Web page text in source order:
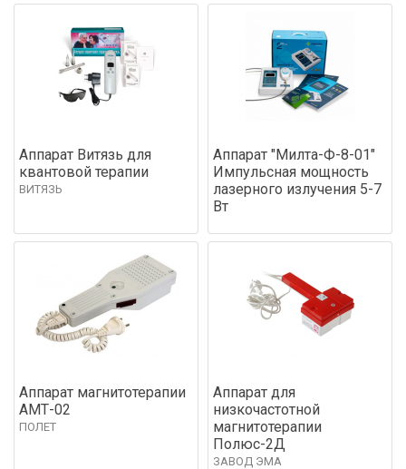
Аппарат Витязь для
квантовой терапии
ВИТЯЗЬ
Аппарат "Милта-Ф-8-01"
Импульсная мощность
лазерного излучения 5-7
Вт
Аппарат магнитотерапии
АМТ-02
ПОЛЕТ
Аппарат для
низкочастотной
магнитотерапии
Полюс-2Д
ЗАВОД ЭМА